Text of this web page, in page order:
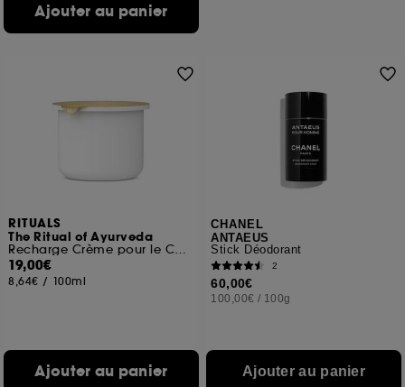
Ajouter au panier
RITUALS
The Ritual of Ayurveda
Recharge Crème pour le Corps
19,00€
8,64€ / 100ml
Ajouter au panier
CHANEL
ANTAEUS
Stick Déodorant
2
60,00€
100,00€ / 100g
Ajouter au panier